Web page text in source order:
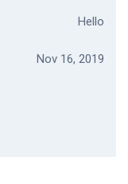
Hello
Nov 16, 2019